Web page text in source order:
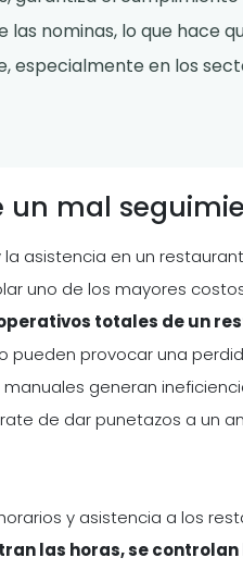
las nominas, lo que hace
especialmente en los
un mal
asistencia en un
uno de los mayores
totales de un
pueden provocar una
generan
de dar punetazos a un
y asistencia a los
las horas, se